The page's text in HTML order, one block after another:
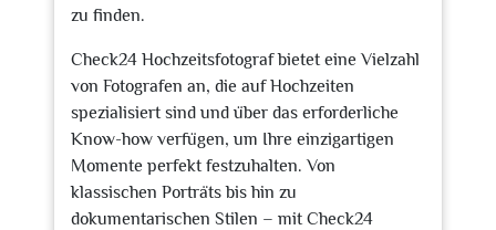
zu finden.
Check24 Hochzeitsfotograf bietet eine Vielzahl
von Fotografen an, die auf Hochzeiten
spezialisiert sind und über das erforderliche
Know-how verfügen, um Ihre einzigartigen
Momente perfekt festzuhalten. Von
klassischen Porträts bis hin zu
dokumentarischen Stilen – mit Check24